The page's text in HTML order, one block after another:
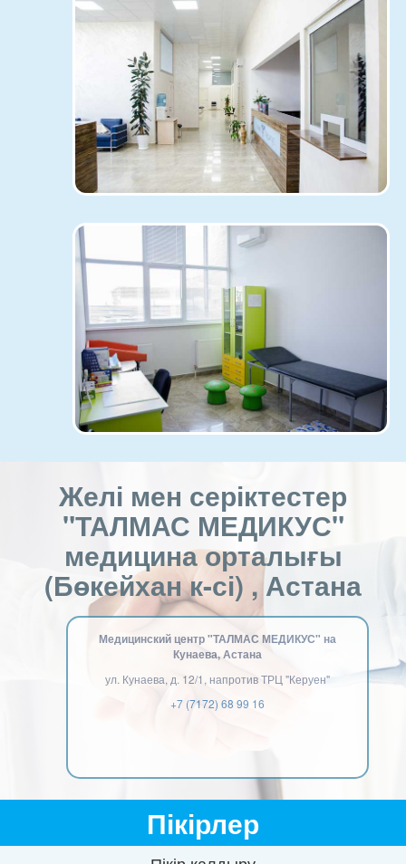
Желі мен серіктестер
"ТАЛМАС МЕДИКУС"
медицина орталығы
(Бөкейхан к-сі) , Астана
Медицинский центр "ТАЛМАС МЕДИКУС" на
Кунаева, Астана
ул. Кунаева, д. 12/1, напротив ТРЦ "Керуен"
+7 (7172) 68 99 16
Пікірлер